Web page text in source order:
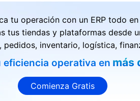
tu operación con un ERP todo en
tus tiendas y plataformas desde
pedidos, inventario, logística,
eficiencia operativa en más
Comienza Gratis